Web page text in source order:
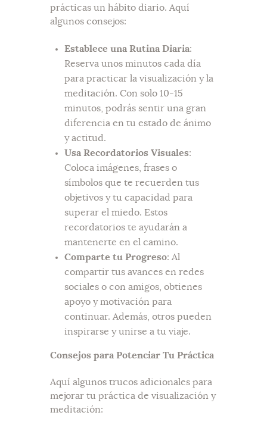
prácticas un hábito diario. Aquí
algunos consejos:
Establece una Rutina Diaria:
Reserva unos minutos cada día
para practicar la visualización y la
meditación. Con solo 10-15
minutos, podrás sentir una gran
diferencia en tu estado de ánimo
y actitud.
Usa Recordatorios Visuales:
Coloca imágenes, frases o
símbolos que te recuerden tus
objetivos y tu capacidad para
superar el miedo. Estos
recordatorios te ayudarán a
mantenerte en el camino.
Comparte tu Progreso: Al
compartir tus avances en redes
sociales o con amigos, obtienes
apoyo y motivación para
continuar. Además, otros pueden
inspirarse y unirse a tu viaje.
Consejos para Potenciar Tu Práctica
Aquí algunos trucos adicionales para
mejorar tu práctica de visualización y
meditación: